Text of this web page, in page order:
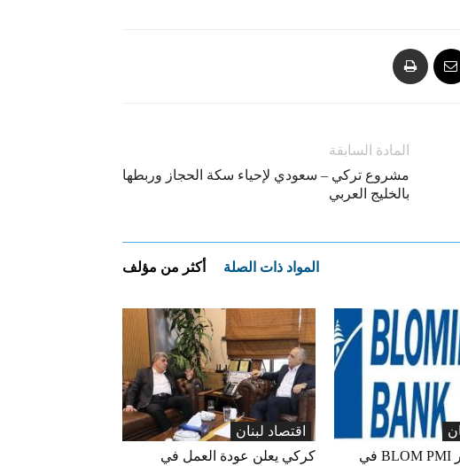
المادة السابقة
مشروع تركي – سعودي لإحياء سكة الحجاز وربطها
بالخليج العربي
المواد ذات الصلة أكثر من مؤلف
اقتصاد لبنان
كركي يعلن عودة العمل في
ارتفاع مؤشر BLOM PMI في